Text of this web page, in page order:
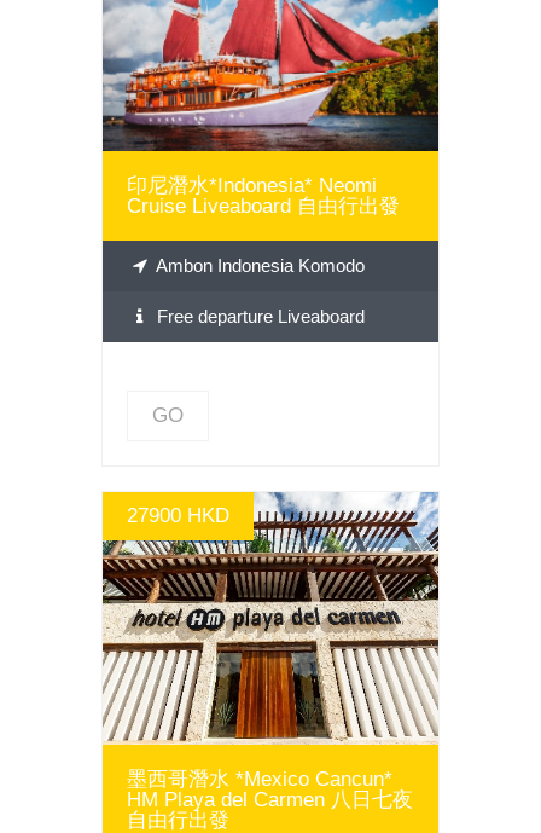
GO
印尼潛水*Indonesia* Neomi
Cruise Liveaboard 自由行出發
Ambon Indonesia Komodo
Free departure Liveaboard
GO
27900 HKD
GO
墨西哥潛水 *Mexico Cancun*
HM Playa del Carmen 八日七夜
自由行出發